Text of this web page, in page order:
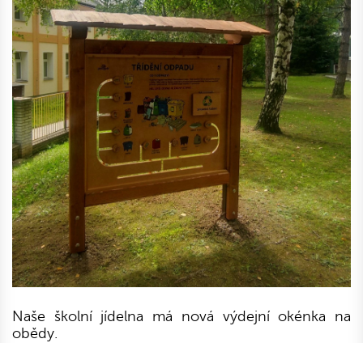
Naše školní jídelna má nová výdejní okénka na
obědy.